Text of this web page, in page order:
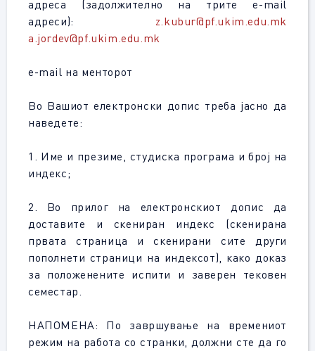
адреса (задолжително на трите e-mail
адреси): z.kubur@pf.ukim.edu.mk
a.jordev@pf.ukim.edu.mk
e-mail на менторот
Во Вашиот електронски допис треба јасно да
наведете:
1. Име и презиме, студиска програма и број на
индекс;
2. Во прилог на електронскиот допис да
доставите и скениран индекс (скенирана
првата страница и скенирани сите други
пополнети страници на индексот), како доказ
за положенените испити и заверен тековен
семестар.
НАПОМЕНА: По завршување на времениот
режим на работа со странки, должни сте да го